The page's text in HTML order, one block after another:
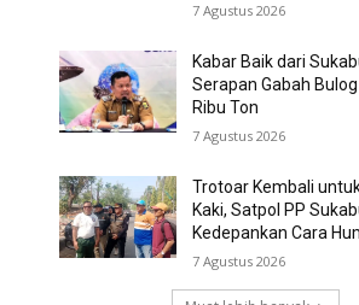
7 Agustus 2026
Kabar Baik dari
Serapan Gabah
Ribu Ton
7 Agustus 2026
Trotoar Kembali
Kaki, Satpol PP
Kedepankan Cara
7 Agustus 2026